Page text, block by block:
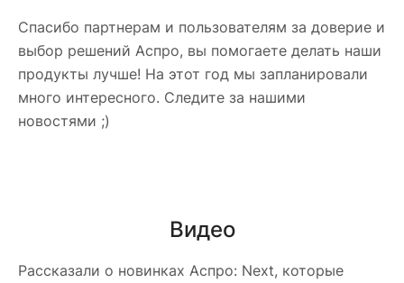
Спасибо партнерам и пользователям за доверие и
выбор решений Аспро, вы помогаете делать наши
продукты лучше! На этот год мы запланировали
много интересного. Следите за нашими
новостями ;)
Видео
Рассказали о новинках Аспро: Next, которые